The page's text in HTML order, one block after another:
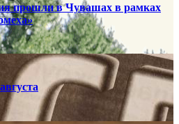
прошли в Чувашах в рамках